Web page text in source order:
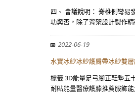
四、 會議說明： 脊椎側彎易
功與否，除了背架設計製作
2022-06-19
水寶冰紗冰紗護肩帶冰紗雙
標籤 3D能量足弓腳正鞋墊五
耐貼能量醫療護膝推薦服飾